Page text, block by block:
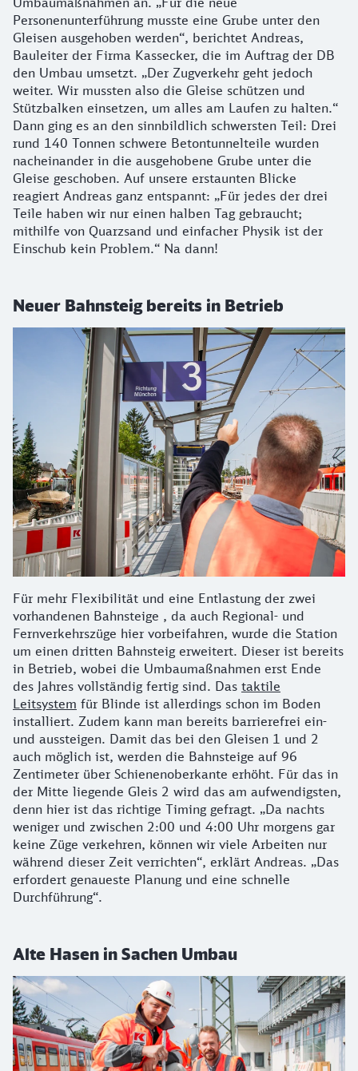
Personenunterführung musste eine Grube unter den
Gleisen ausgehoben werden“, berichtet Andreas,
Bauleiter der Firma Kassecker, die im Auftrag der DB
den Umbau umsetzt. „Der Zugverkehr geht jedoch
weiter. Wir mussten also die Gleise schützen und
Stützbalken einsetzen, um alles am Laufen zu halten.“
Dann ging es an den sinnbildlich schwersten Teil: Drei
rund 140 Tonnen schwere Betontunnelteile wurden
nacheinander in die ausgehobene Grube unter die
Gleise geschoben. Auf unsere erstaunten Blicke
reagiert Andreas ganz entspannt: „Für jedes der drei
Teile haben wir nur einen halben Tag gebraucht;
mithilfe von Quarzsand und einfacher Physik ist der
Einschub kein Problem.“ Na dann!
Neuer Bahnsteig bereits in Betrieb
Für mehr Flexibilität und eine Entlastung der zwei
vorhandenen Bahnsteige , da auch Regional- und
Fernverkehrszüge hier vorbeifahren, wurde die Station
um einen dritten Bahnsteig erweitert. Dieser ist bereits
in Betrieb, wobei die Umbaumaßnahmen erst Ende
des Jahres vollständig fertig sind. Das taktile
Leitsystem für Blinde ist allerdings schon im Boden
installiert. Zudem kann man bereits barrierefrei ein-
und aussteigen. Damit das bei den Gleisen 1 und 2
auch möglich ist, werden die Bahnsteige auf 96
Zentimeter über Schienenoberkante erhöht. Für das in
der Mitte liegende Gleis 2 wird das am aufwendigsten,
denn hier ist das richtige Timing gefragt. „Da nachts
weniger und zwischen 2:00 und 4:00 Uhr morgens gar
keine Züge verkehren, können wir viele Arbeiten nur
während dieser Zeit verrichten“, erklärt Andreas. „Das
erfordert genaueste Planung und eine schnelle
Durchführung“.
Alte Hasen in Sachen Umbau